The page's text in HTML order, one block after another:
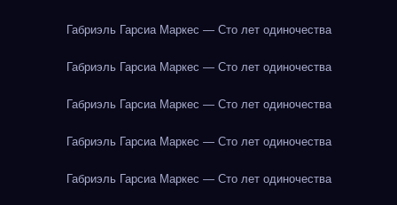
Габриэль Гарсиа Маркес — Сто лет одиночества
Габриэль Гарсиа Маркес — Сто лет одиночества
Габриэль Гарсиа Маркес — Сто лет одиночества
Габриэль Гарсиа Маркес — Сто лет одиночества
Габриэль Гарсиа Маркес — Сто лет одиночества